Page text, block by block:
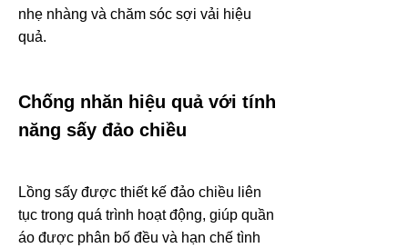
nhẹ nhàng và chăm sóc sợi vải hiệu
quả.
Chống nhăn hiệu quả với tính
năng sấy đảo chiều
Lồng sấy được thiết kế đảo chiều liên
tục trong quá trình hoạt động, giúp quần
áo được phân bố đều và hạn chế tình